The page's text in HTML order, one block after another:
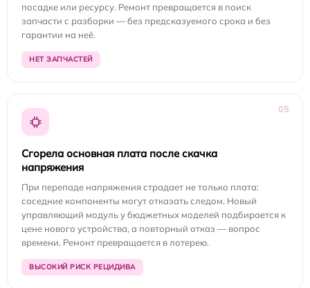
посадке или ресурсу. Ремонт превращается в поиск
запчасти с разборки — без предсказуемого срока и без
гарантии на неё.
НЕТ ЗАПЧАСТЕЙ
05
Сгорела основная плата после скачка
напряжения
При перепаде напряжения страдает не только плата:
соседние компоненты могут отказать следом. Новый
управляющий модуль у бюджетных моделей подбирается к
цене нового устройства, а повторный отказ — вопрос
времени. Ремонт превращается в лотерею.
ВЫСОКИЙ РИСК РЕЦИДИВА